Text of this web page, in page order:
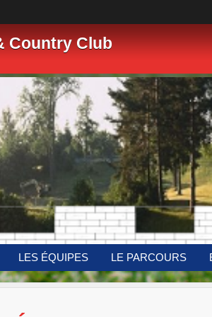
Country Club
LES ÉQUIPES LE PARCOURS